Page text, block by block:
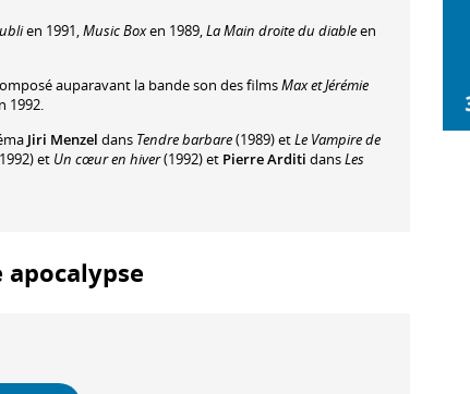
en 1991,Music Boxen 1989,La Main droite du diableen
auparavant la bande son des filmsMax et Jérémie
1992.
Jiri Menzel dans Tendre barbare(1989) etLe Vampire de
et Un cœur en hiver(1992) et Pierre Arditi dansLes